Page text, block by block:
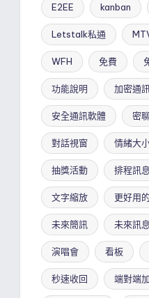
E2EE kanban
Letstalk私通
WFH 免費
功能說明 加密通
安全通訊軟體 密聊
對話視窗 情緒大
抽獎活動 排程訊息
文字縮放 更好用
未來簡訊 未來訊息
演唱會 看板
秒速收回 端對端